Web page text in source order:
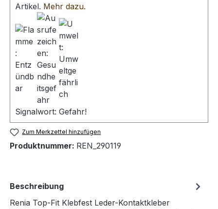
Artikel. Mehr dazu.
Signalwort: Gefahr!
Zum Merkzettel hinzufügen
Produktnummer: REN_290119
Beschreibung
Renia Top-Fit Klebfest Leder-Kontaktkleber